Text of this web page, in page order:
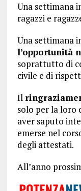
Una settimana
ragazzi e
Una settimana
l’opportunità
soprattutto di
civile e di
Il
solo per la loro
aver saputo
emerse nel
degli attestati.
All’anno